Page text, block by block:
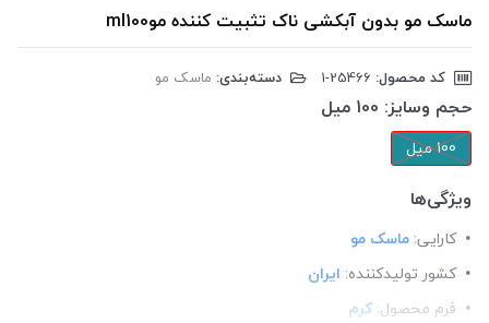
ماسک مو بدون آبکشی ناک تثبیت کننده موml100
کد محصول: دسته‌بندی: ماسک مو
حجم وسایز: 100 میل
100 میل
ویژگی‌ها
کارایی: ماسک مو
کشور تولید‎کننده:
ایران
فرم محصول: کرم